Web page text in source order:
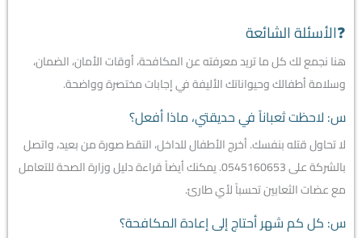
❓الأسئلة الشائعة
هنا نجمع لك كل ما تريد معرفته عن المكافحة، أوقات الأمان، الضمان،
وسلامة أطفالك وحيواناتك الأليفة في إجابات مختصرة وواضحة.
س: لاحظت ثعباناً في حديقتي، ماذا أفعل؟
لا تحاول قتله بنفسك. أخرج الأطفال للداخل، التقط صورة من بعيد، واتصل
بالشركة على 0545160653. يمكنك أيضاً قراءة دليل وزارة الصحة للتعامل
مع عضات الثعابين تحسباً لأي طارئ.
س: كل كم شهر أحتاج إلى إعادة المكافحة؟